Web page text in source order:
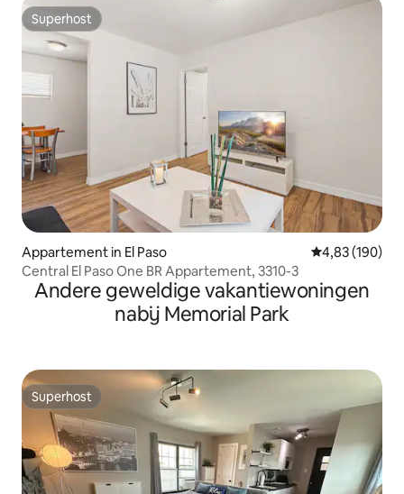
Superhost
Superhost
Appartement in El Paso Gemiddelde
4,83 (190)
Central El Paso One BR Appartement, 3310-3
Andere geweldige vakantiewoningen
nabij Memorial Park
Superhost
Superhost